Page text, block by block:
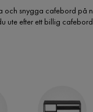
och snygga cafebord på
ute efter ett billig
hittar du det billiga